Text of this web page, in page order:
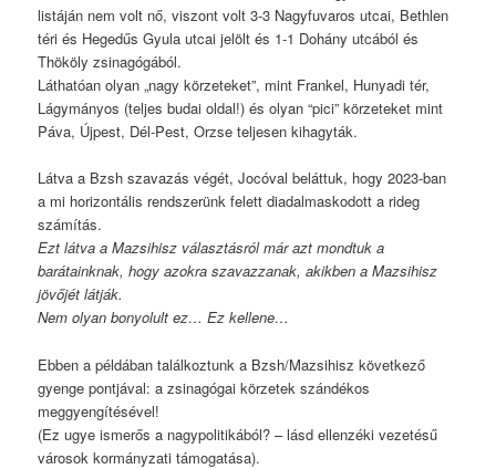
listáján nem volt nő, viszont volt 3-3 Nagyfuvaros utcai, Bethlen
téri és Hegedűs Gyula utcai jelölt és 1-1 Dohány utcából és
Thököly zsinagógából.
Láthatóan olyan „nagy körzeteket”, mint Frankel, Hunyadi tér,
Lágymányos (teljes budai oldal!) és olyan “pici” körzeteket mint
Páva, Újpest, Dél-Pest, Orzse teljesen kihagyták.
Látva a Bzsh szavazás végét, Jocóval beláttuk, hogy 2023-ban
a mi horizontális rendszerünk felett diadalmaskodott a rideg
számítás.
Ezt látva a Mazsihisz választásról már azt mondtuk a
barátainknak, hogy azokra szavazzanak, akikben a Mazsihisz
jövőjét látják.
Nem olyan bonyolult ez… Ez kellene…
Ebben a példában találkoztunk a Bzsh/Mazsihisz következő
gyenge pontjával: a zsinagógai körzetek szándékos
meggyengítésével!
(Ez ugye ismerős a nagypolitikából? – lásd ellenzéki vezetésű
városok kormányzati támogatása).